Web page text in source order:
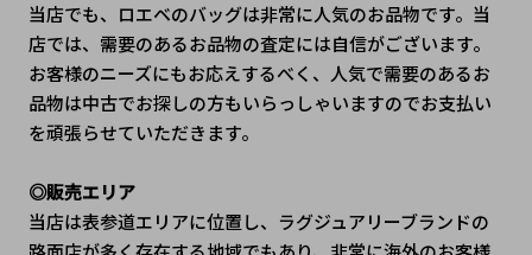
当店でも、ロエベのバッグは非常に人気のお品物です。当
店では、需要のあるお品物の査定には自信がございます。
お客様のニーズにもお応えするべく、人気で需要のあるお
品物は中古でお探しの方もいらっしゃいますのでお支払い
を頑張らせていただきます。
◎販売エリア
当店は表参道エリアに位置し、ラグジュアリーブランドの